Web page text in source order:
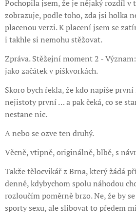
Pochopila jsem, že je nějaký rozdíl v
zobrazuje, podle toho, zda jsi holka
placenou verzi. K placení jsem se
i takhle si nemohu stěžovat.
Zpráva. Stěžejní moment 2 -
jako začátek v piškvorkách.
Skoro bych řekla, že kdo napíše první
nejistoty první … a pak čeká, co se
nestane nic.
A nebo se ozve ten druhý.
Věcně, vtipně, originálně, blbě, s
Takže tělocvikář z Brna, který žádá
denně, kdybychom spolu náhodou
rozloučím poměrně brzo. Ne, že by
sporty sexu, ale slibovat to předem